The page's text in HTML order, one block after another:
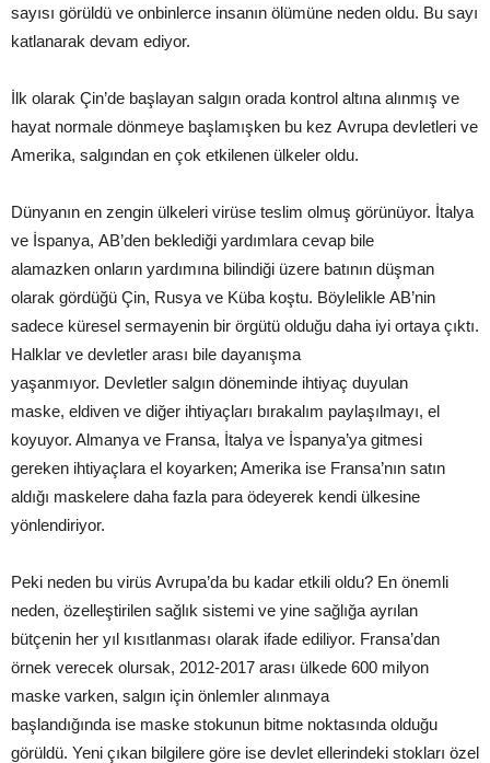
sayısı görüldü ve onbinlerce insanın ölümüne neden oldu. Bu sayı
katlanarak devam ediyor.
İlk olarak Çin’de başlayan salgın orada kontrol altına alınmış ve
hayat normale dönmeye başlamışken bu kez Avrupa devletleri ve
Amerika, salgından en çok etkilenen ülkeler oldu.
Dünyanın en zengin ülkeleri virüse teslim olmuş görünüyor. İtalya
ve İspanya, AB’den beklediği yardımlara cevap bile
alamazken onların yardımına bilindiği üzere batının düşman
olarak gördüğü Çin, Rusya ve Küba koştu. Böylelikle AB’nin
sadece küresel sermayenin bir örgütü olduğu daha iyi ortaya çıktı.
Halklar ve devletler arası bile dayanışma
yaşanmıyor. Devletler salgın döneminde ihtiyaç duyulan
maske, eldiven ve diğer ihtiyaçları bırakalım paylaşılmayı, el
koyuyor. Almanya ve Fransa, İtalya ve İspanya’ya gitmesi
gereken ihtiyaçlara el koyarken; Amerika ise Fransa’nın satın
aldığı maskelere daha fazla para ödeyerek kendi ülkesine
yönlendiriyor.
Peki neden bu virüs Avrupa’da bu kadar etkili oldu? En önemli
neden, özelleştirilen sağlık sistemi ve yine sağlığa ayrılan
bütçenin her yıl kısıtlanması olarak ifade ediliyor. Fransa’dan
örnek verecek olursak, 2012-2017 arası ülkede 600 milyon
maske varken, salgın için önlemler alınmaya
başlandığında ise maske stokunun bitme noktasında olduğu
görüldü. Yeni çıkan bilgilere göre ise devlet ellerindeki stokları özel